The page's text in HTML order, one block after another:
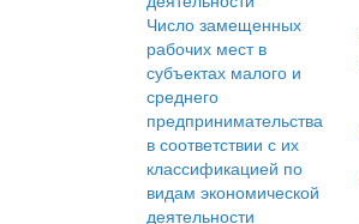
Число замещенных
рабочих мест в
субъектах малого и
среднего
предпринимательства
в соответствии с их
классификацией по
видам экономической
деятельности